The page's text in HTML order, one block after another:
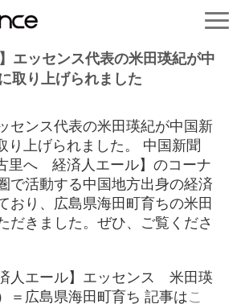
サービス紹介
導入事例
エッセンス代表の米田瑛紀が中
取り上げられました
センス代表の米田瑛紀が中国新
り上げられました。 中国新聞
里へ 経済人エール】のコーナ
で活動する中国地方出身の経済
おり、広島県海田町育ちの米田
だきました。ぜひ、ご覧くださ
人エール】エッセンス 米田瑛
＝広島県海田町育ち 記事はこ